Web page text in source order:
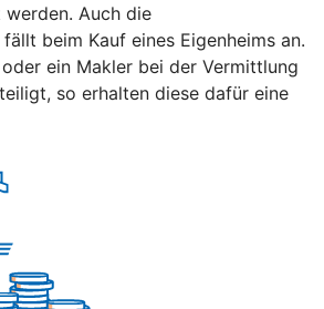
Auch die
beim Kauf eines Eigenheims an.
ein Makler bei der Vermittlung
so erhalten diese dafür eine